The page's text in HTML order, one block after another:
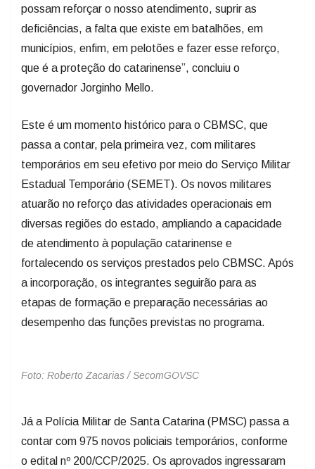
possam reforçar o nosso atendimento, suprir as
deficiências, a falta que existe em batalhões, em
municípios, enfim, em pelotões e fazer esse reforço,
que é a proteção do catarinense”, concluiu o
governador Jorginho Mello.
Este é um momento histórico para o CBMSC, que
passa a contar, pela primeira vez, com militares
temporários em seu efetivo por meio do Serviço Militar
Estadual Temporário (SEMET). Os novos militares
atuarão no reforço das atividades operacionais em
diversas regiões do estado, ampliando a capacidade
de atendimento à população catarinense e
fortalecendo os serviços prestados pelo CBMSC. Após
a incorporação, os integrantes seguirão para as
etapas de formação e preparação necessárias ao
desempenho das funções previstas no programa.
Foto: Roberto Zacarias / SecomGOVSC
Já a Polícia Militar de Santa Catarina (PMSC) passa a
contar com 975 novos policiais temporários, conforme
o edital nº 200/CCP/2025. Os aprovados ingressaram